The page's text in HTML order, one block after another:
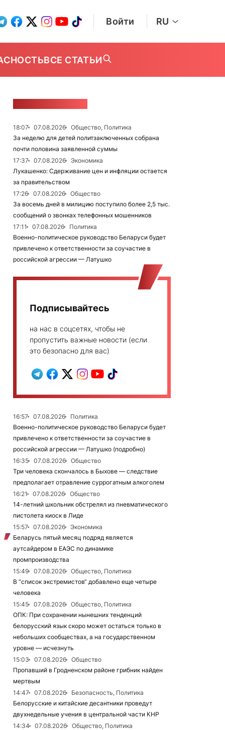
Войти RU
ВСЕ СТАТЬИ
18:07 07.08.2026
Общество, Политика
За неделю для детей политзаключенных собрана
почти половина заявленной суммы
17:37
07.08.2026
Экономика
Лукашенко: Сдерживание цен и инфляции остается
за правительством
17:26
07.08.2026
Общество
За восемь дней в милицию поступило более 2,5 тыс.
сообщений о звонках телефонных мошенников
17:11
07.08.2026
Политика
Военно-политическое руководство Беларуси будет
привлечено к ответственности за соучастие в
российской агрессии — Латушко
Подписывайтесь
на нас в соцсетях, чтобы не
пропустить важные новости (если
это безопасно для вас)
16:57 07.08.2026
Политика
Военно-политическое руководство Беларуси будет
привлечено к ответственности за соучастие в
российской агрессии — Латушко (подробно)
16:35
07.08.2026
Общество
Три человека скончалось в Быхове — следствие
предполагает отравление суррогатным алкоголем
16:21
07.08.2026
Общество
14-летний школьник обстрелял из пневматического
пистолета киоск в Лиде
15:57
07.08.2026
Экономика
Беларусь пятый месяц подряд является
аутсайдером в ЕАЭС по динамике
промпроизводства
15:49
07.08.2026
Общество, Политика
В “список экстремистов“ добавлено еще четыре
человека
15:45
07.08.2026
Общество, Политика
ОПК: При сохранении нынешних тенденций
белорусский язык скоро может остаться только в
небольших сообществах, а на государственном
уровне — исчезнуть
15:03
07.08.2026
Общество
Пропавший в Гродненском районе грибник найден
мертвым
14:47
07.08.2026
Безопасность, Политика
Белорусские и китайские десантники проведут
двухнедельные учения в центральной части КНР
14:34
07.08.2026
Общество, Политика